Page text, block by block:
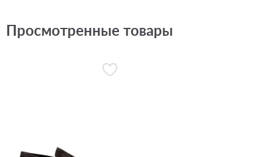
Просмотренные товары